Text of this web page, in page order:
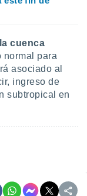
cuenca
normal para
asociado al
ingreso de
subtropical en